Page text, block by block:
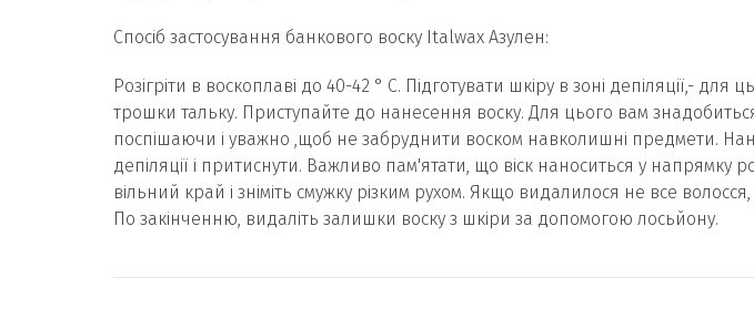
Спосіб застосування банкового воску Italwax Азулен:
Розігріти в воскоплаві до 40-42 ° С. Підготувати шкіру в зоні депіляції,-
трошки тальку. Приступайте до нанесення воску. Для цього вам
поспішаючи і уважно ,щоб не забруднити воском навколишні предмети.
депіляції і притиснути. Важливо пам'ятати, що віск наноситься у напрямку
вільний край і зніміть смужку різким рухом. Якщо видалилося не все
По закінченню, видаліть залишки воску з шкіри за допомогою лосьйону.